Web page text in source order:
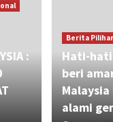
:
Berita
Hati-
beri
alami
Berita Pilihan
Angka